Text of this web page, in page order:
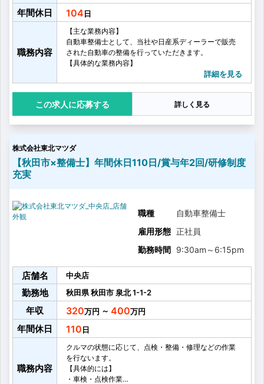
年間休日 104
職務内容
【主な業務内容】
自動車整備士として、当社や日産系ディーラーで販売
された自動車の整備を行っていただきます。
【具体的な業務内容】
・部品交換
・オプション取付
・それらにかかわる諸業務
【資格取得について】
〈資格取得目安〉
2級以上：4～5年
2級以上の資格を取得いただくと、1人での車検業務も
可能になります。
※資格取得に関する制度は、福利厚生をご覧ください。
〈未経験入社の場合〉
先輩整備士の1年点検の見学を行い、知識を身に付けて
その後、各資格の取得を目指し、自動車整備士2級の取
得を目標に、自動車整備技術を身に着けていきます。
詳細を見る
応募する 詳しく見る
株式会社東北マツダ
【秋田市×整備士】年間休日110日/賞与年2回/研修制度
充実
職種
自動車整備士
雇用形態 正社員
勤務時間 9:30am ～ 6:15pm
店舗名 中央店
勤務地 秋田県秋田市泉北1-1-2
年収 320 ～ 400
年間休日 110
職務内容
クルマの状態に応じて、点検・整備・修理などの作業
を行ないます。
【具体的には】
・車検・点検作業